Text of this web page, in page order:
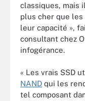
classiques, mais
plus cher que
leur capacité »,
consultant chez
infogérance.
« Les vrais SSD
NAND qui les
tel composant